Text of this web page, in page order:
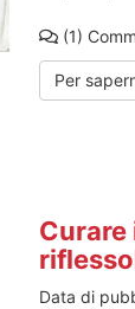
(1)
Per
Curare
Data di